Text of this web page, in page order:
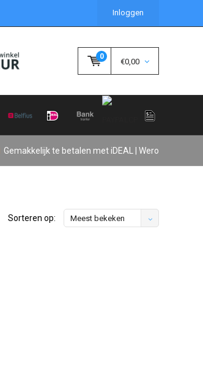
Inloggen
0
€0,00
Gemakkelijk te betalen met iDEAL | Wero
Sorteren op: Meest bekeken